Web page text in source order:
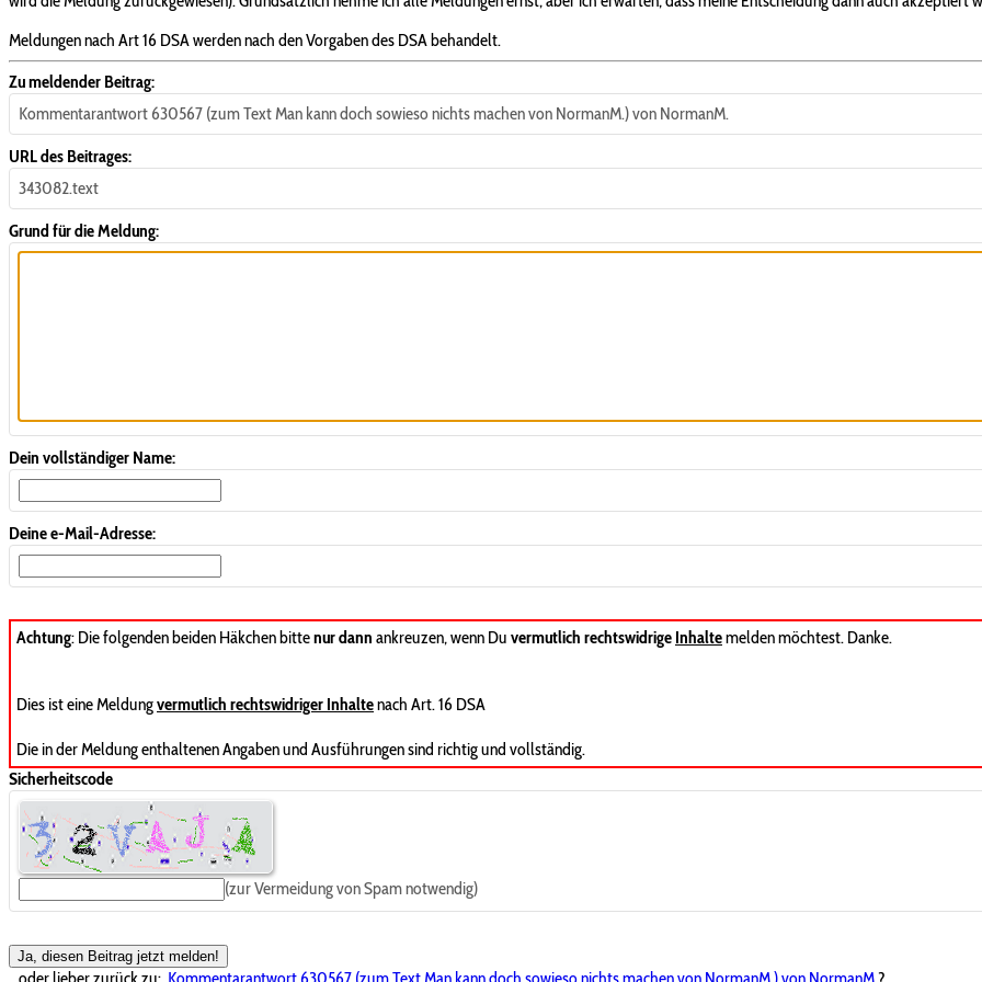
Meldungen nach Art 16 DSA werden nach den Vorgaben des DSA behandelt.
Zu meldender Beitrag:
Kommentarantwort 630567 (zum Text Man kann doch sowieso nichts machen von NormanM.) von NormanM.
URL des Beitrages:
343082.text
Grund für die Meldung:
Dein vollständiger Name:
Deine e-Mail-Adresse:
Achtung: Die folgenden beiden Häkchen bittenur dann ankreuzen, wenn Du vermutlich rechtswidrige Inhaltemelden möchtest. Danke.
Dies ist eine Meldungvermutlich rechtswidriger Inhaltenach Art. 16 DSA
Die in der Meldung enthaltenen Angaben und Ausführungen sind richtig und vollständig.
Sicherheitscode
(zur Vermeidung von Spam notwendig)
Ja, diesen Beitrag jetzt melden!
...oder lieber zurück zu: Kommentarantwort 630567 (zum Text Man kann doch sowieso nichts machen von NormanM.) von NormanM.?